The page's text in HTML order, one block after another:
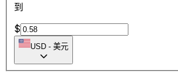
到
$
USD - 美元